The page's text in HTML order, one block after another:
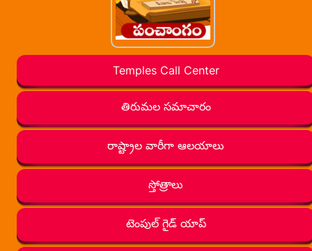
Temples Call Center
తిరుమల సమాచారం
రాష్ట్రాల వారీగా ఆలయాలు
స్తోత్రాలు
టెంపుల్ గైడ్ యాప్